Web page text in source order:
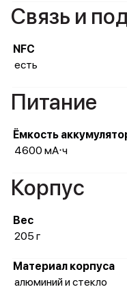
Связь и
NFC
есть
Питание
Ёмкость
4600 мА⋅ч
Корпус
Вес
205 г
Материал корпуса
алюминий и стекло